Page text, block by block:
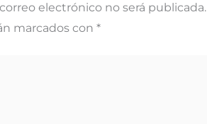
electrónico no será publicada.
marcados con *